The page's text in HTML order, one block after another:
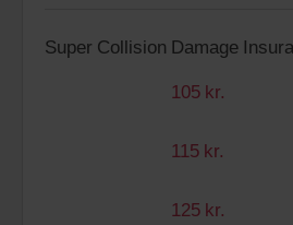
Super Collision Damage
105 kr.
115 kr.
125 kr.